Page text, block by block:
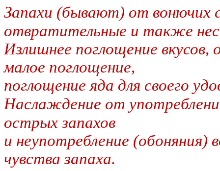
Запахи (бывают) от вонючих
отвратительные и также
Излишнее поглощение
малое поглощение,
поглощение яда для своего
Наслаждение от
острых запахов
и неупотребление (обоняния)
чувства запаха.